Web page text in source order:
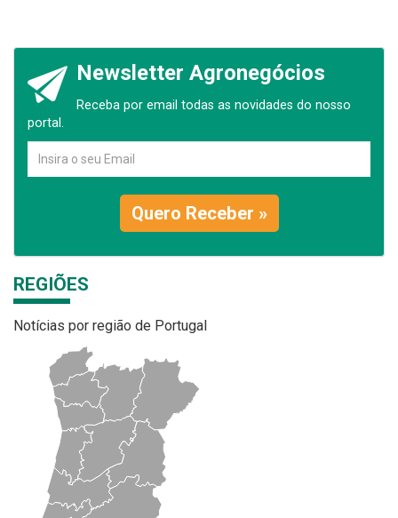
Newsletter Agronegócios
Receba por email todas as novidades do nosso
portal.
Quero Receber »
REGIÕES
Notícias por região de Portugal